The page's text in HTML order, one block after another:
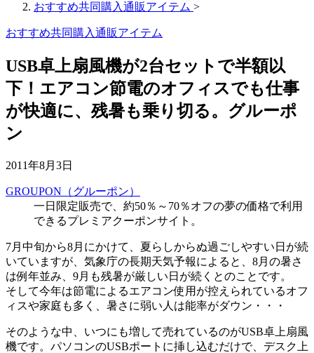
おすすめ共同購入通販アイテム >
おすすめ共同購入通販アイテム
USB卓上扇風機が2台セットで半額以
下！エアコン節電のオフィスでも仕事
が快適に、残暑も乗り切る。グルーポ
ン
2011年8月3日
GROUPON（グルーポン）
一日限定販売で、約50％～70％オフの夢の価格で利用
できるプレミアクーポンサイト。
7月中旬から8月にかけて、夏らしからぬ過ごしやすい日が続
いていますが、気象庁の長期天気予報によると、8月の暑さ
は例年並み、9月も残暑が厳しい日が続くとのことです。
そして今年は節電によるエアコン使用が控えられているオフ
ィスや家庭も多く、暑さに弱い人は能率がダウン・・・
そのような中、いつにも増して売れているのがUSB卓上扇風
機です。パソコンのUSBポートに挿し込むだけで、デスク上